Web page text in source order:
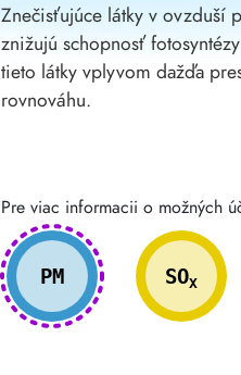
Znečisťujúce látky v ovzduší
znižujú schopnosť
tieto látky vplyvom dažďa
rovnováhu.
Pre viac informacii o možných
PM SOX